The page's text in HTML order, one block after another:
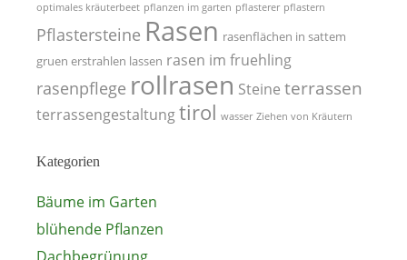
optimales kräuterbeet pflanzen im garten pflasterer pflastern
Pflastersteine Rasen rasenflächen in sattem
gruen erstrahlen lassen rasen im fruehling
rasenpflege rollrasen Steine terrassen
terrassengestaltungtirol wasser Ziehen von Kräutern
Kategorien
Bäume im Garten
blühende Pflanzen